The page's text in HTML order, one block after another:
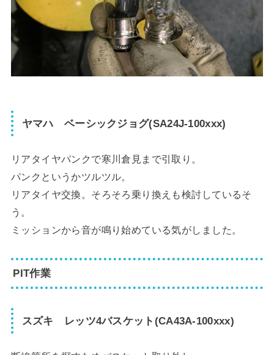
ヤマハ ベーシックジョグ(SA24J-100xxx)
リアタイヤパンクで寒川倉見まで引取り。
パンクというかツルツル。
リアタイヤ交換。そろそろ乗り換えも検討しているそ
う。
ミッションから音が鳴り始めている気がしました。
PIT作業
スズキ レッツ4バスケット(CA43A-100xxx)